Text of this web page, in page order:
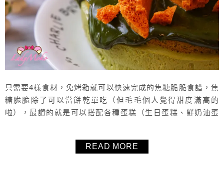
只需要4樣食材，免烤箱就可以快速完成的焦糖脆脆食譜，焦
糖脆脆除了可以當餅乾單吃（但毛毛個人覺得甜度滿高的
啦），最讚的就是可以搭配各種蛋糕（生日蛋糕、鮮奶油蛋
餅)Honeycomb食譜大家！READ MORE